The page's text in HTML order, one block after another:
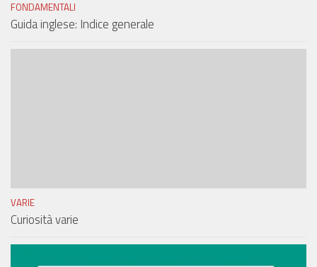
FONDAMENTALI
Guida inglese: Indice generale
VARIE
Curiosità varie